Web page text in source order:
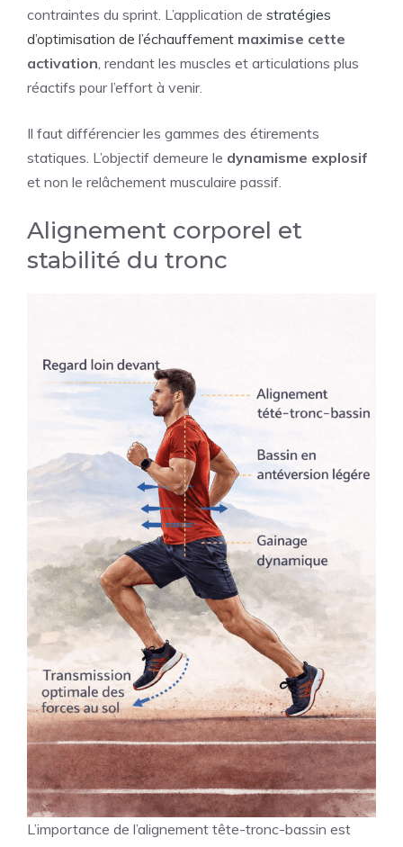
contraintes du sprint. L’application de stratégies
d’optimisation de l’échauffement maximise cette
activation, rendant les muscles et articulations plus
réactifs pour l’effort à venir.
Il faut différencier les gammes des étirements
statiques. L’objectif demeure le dynamisme explosif
et non le relâchement musculaire passif.
Alignement corporel et
stabilité du tronc
L’importance de l’alignement tête-tronc-bassin est